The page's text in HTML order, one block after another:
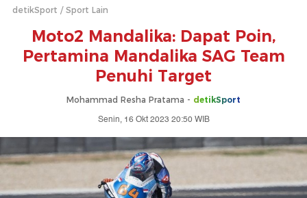
detikSport Sport Lain
Moto2 Mandalika: Dapat Poin,
Pertamina Mandalika SAG Team
Penuhi Target
Mohammad Resha Pratama - detikSport
Senin, 16 Okt 2023 20:50 WIB